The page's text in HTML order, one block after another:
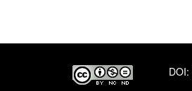
DOI: